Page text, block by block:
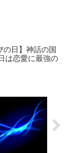
の日】神話の国
は恋愛に最強の